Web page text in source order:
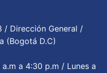
/ Dirección General /
(Bogotá D.C)
a 4:30 p.m / Lunes a